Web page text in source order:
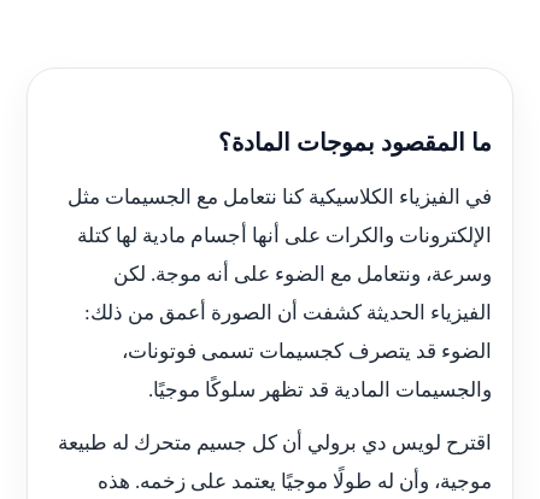
ما المقصود بموجات المادة؟
في الفيزياء الكلاسيكية كنا نتعامل مع الجسيمات مثل
الإلكترونات والكرات على أنها أجسام مادية لها كتلة
وسرعة، ونتعامل مع الضوء على أنه موجة. لكن
الفيزياء الحديثة كشفت أن الصورة أعمق من ذلك:
الضوء قد يتصرف كجسيمات تسمى فوتونات،
والجسيمات المادية قد تظهر سلوكًا موجيًا.
اقترح لويس دي برولي أن كل جسيم متحرك له طبيعة
موجية، وأن له طولًا موجيًا يعتمد على زخمه. هذه